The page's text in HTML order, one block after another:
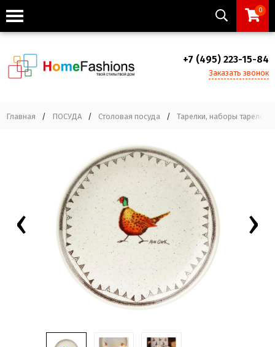
0
+7 (495) 223-15-84
Заказать звонок
Главная / ПОСУДА / Столовая посуда / Тарелки, наборы тарелок
‹ ›